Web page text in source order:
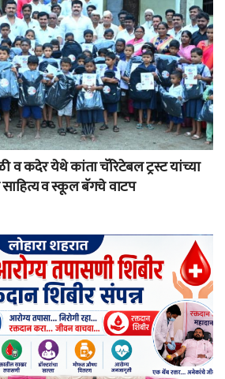
व कदेर येथे कांता चॅरिटेबल ट्रस्ट यांच्या
साहित्य व स्कूल बॅगचे वाटप